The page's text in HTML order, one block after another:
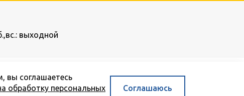
выходной
вы соглашаетесь
обработку персональных
Соглашаюсь